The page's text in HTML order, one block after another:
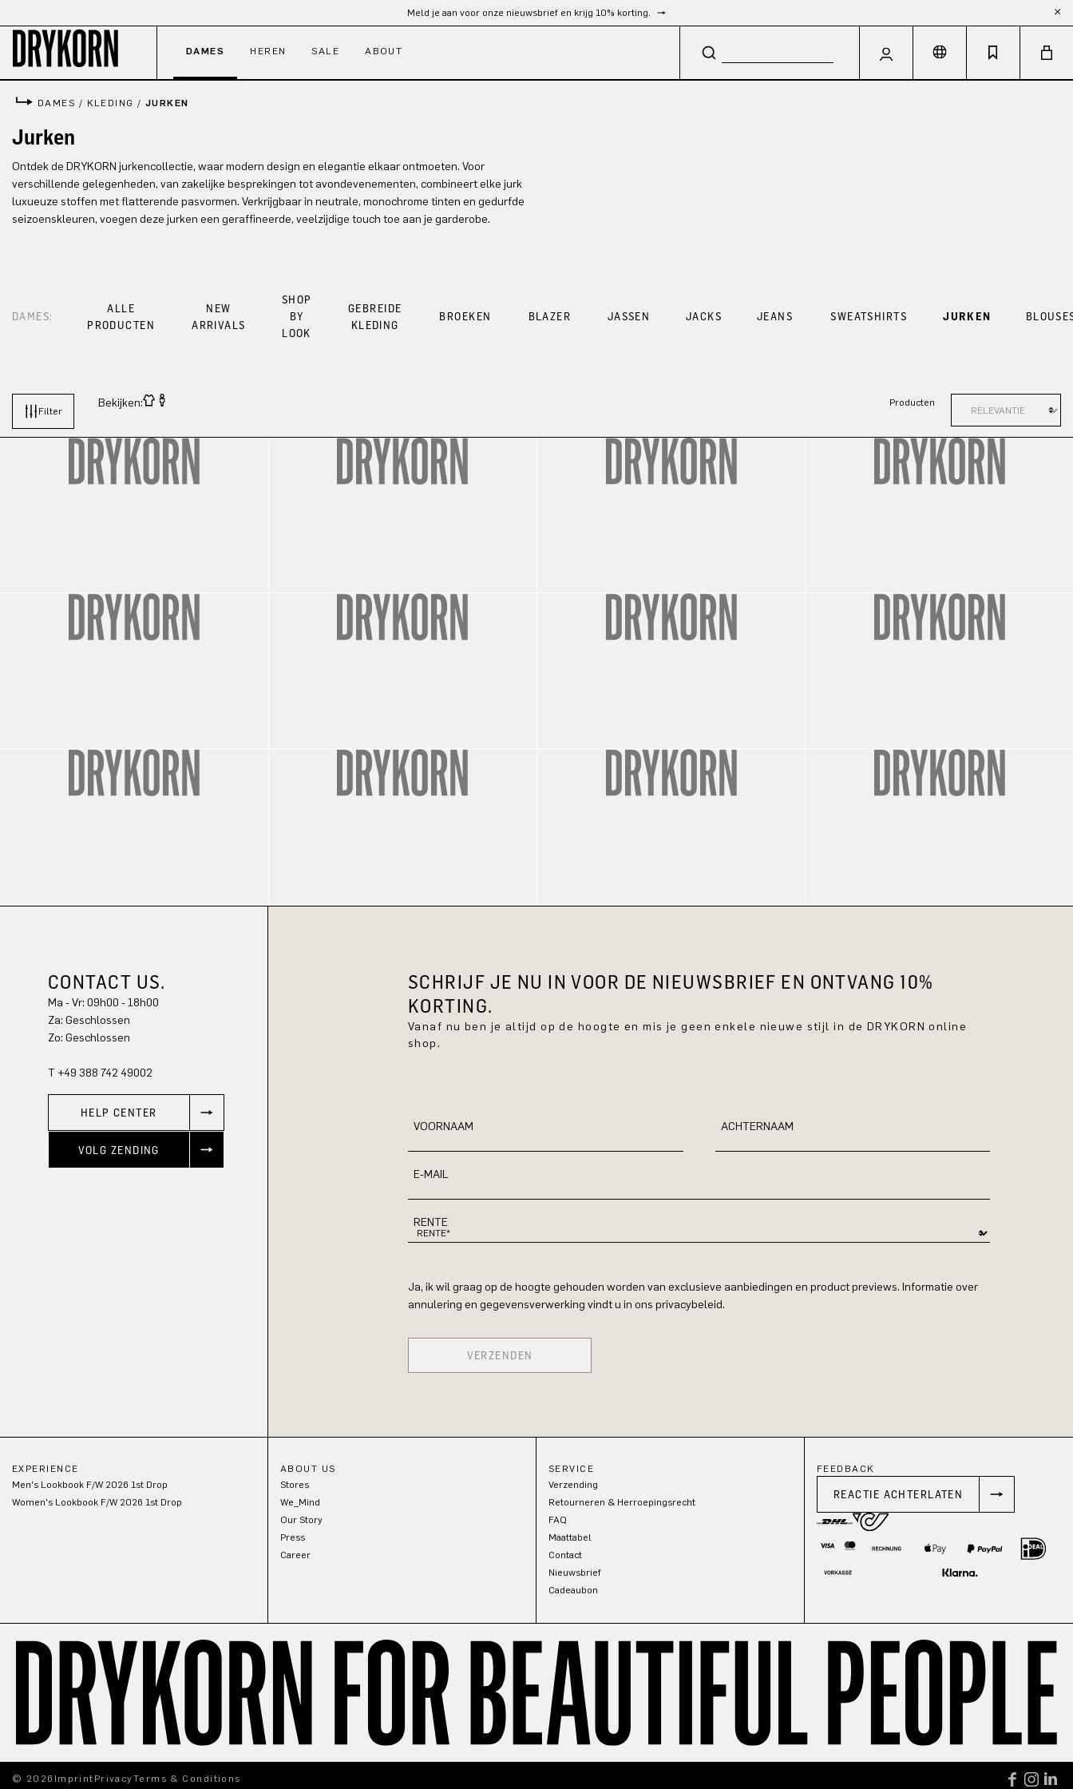
Meld je aan voor onze nieuwsbrief en krijg 10% korting.
DAMES HEREN SALE ABOUT
DAMES / KLEDING / JURKEN
Jurken
Ontdek de DRYKORN jurkencollectie, waar modern design en elegantie elkaar ontmoeten. Voor
verschillende gelegenheden, van zakelijke besprekingen tot avondevenementen, combineert elke jurk
luxueuze stoffen met flatterende pasvormen. Verkrijgbaar in neutrale, monochrome tinten en gedurfde
seizoenskleuren, voegen deze jurken een geraffineerde, veelzijdige touch toe aan je garderobe.
DAMES:
ALLE
PRODUCTEN
NEW
ARRIVALS
SHOP
BY
LOOK
GEBREIDE
KLEDING
BROEKEN BLAZER JASSEN JACKS JEANS SWEATSHIRTS JURKEN
Filter
Bekijken: Producten
CONTACT US.
Ma - Vr: 09h00 - 18h00
Za: Geschlossen
Zo: Geschlossen
T +49 388 742 49002
HELP CENTER
VOLG ZENDING
SCHRIJF JE NU IN VOOR DE NIEUWSBRIEF EN ONTVANG 10%
KORTING.
Vanaf nu ben je altijd op de hoogte en mis je geen enkele nieuwe stijl in de DRYKORN online
shop.
VOORNAAM ACHTERNAAM
E-MAIL
RENTE
Ja, ik wil graag op de hoogte gehouden worden van exclusieve aanbiedingen en product previews. Informatie over
annulering en gegevensverwerking vindt u in ons privacybeleid.
VERZENDEN
EXPERIENCE
Men's Lookbook F/W 2026 1st Drop
Women's Lookbook F/W 2026 1st Drop
ABOUT US
Stores
We_Mind
Our Story
Press
Career
SERVICE
Verzending
Retourneren & Herroepingsrecht
FAQ
Maattabel
Contact
Nieuwsbrief
Cadeaubon
FEEDBACK
REACTIE ACHTERLATEN
© 2026 Imprint PrivacyTerms & Conditions